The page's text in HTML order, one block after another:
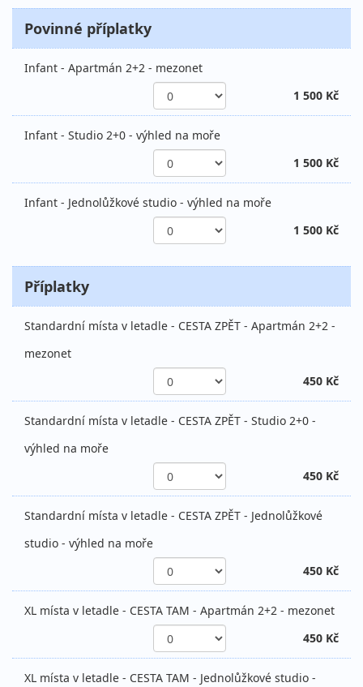
Povinné příplatky
Infant - Apartmán 2+2 - mezonet
1 500 Kč
Infant - Studio 2+0 - výhled na moře
1 500 Kč
Infant - Jednolůžkové studio - výhled na moře
1 500 Kč
Příplatky
Standardní místa v letadle - CESTA ZPĚT - Apartmán 2+2 -
mezonet
450 Kč
Standardní místa v letadle - CESTA ZPĚT - Studio 2+0 -
výhled na moře
450 Kč
Standardní místa v letadle - CESTA ZPĚT - Jednolůžkové
studio - výhled na moře
450 Kč
XL místa v letadle - CESTA TAM - Apartmán 2+2 - mezonet
450 Kč
XL místa v letadle - CESTA TAM - Jednolůžkové studio -